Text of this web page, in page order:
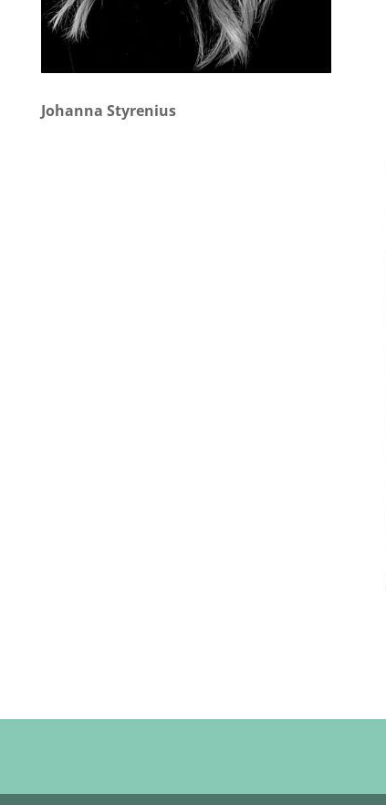
Johanna Styrenius